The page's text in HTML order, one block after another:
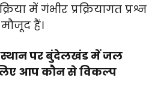
में गंभीर प्रक्रियागत प्रश्न
हैं।
स्थान पर बुंदेलखंड में जल
आप कौन से विकल्प